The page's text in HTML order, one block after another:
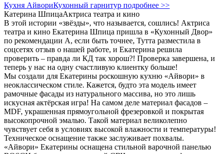
Кухня АйвориКухонный гарнитур подробнее >>
Катерина ШпицаАктриса театра и кино
В этой истории «звёзды», что называется, сошлись! Актриса
театра и кино Екатерина Шпица пришла в «Кухонный Двор»
по рекомендации А, если быть точнее, Тутта разместила в
соцсетях отзыв о нашей работе, и Екатерина решила
проверить – правда ли КД так хорош?! Проверка завершена, и
теперь у нас на одну счастливую клиентку больше!
Мы создали для Екатерины роскошную кухню «Айвори» в
неоклассическом стиле. Кажется, будто эта модель имеет
рамочные фасады из натурального массива, но это лишь
искусная актёрская игра! На самом деле материал фасадов –
MDF, украшенная прямоугольной фрезеровкой и покрытая
высокопрочной эмалью. Такой материал великолепно
чувствует себя в условиях высокой влажности и температуры!
Техническое оснащение также заслуживает похвалы.
«Айвори» Екатерины оснащена стильной варочной панелью